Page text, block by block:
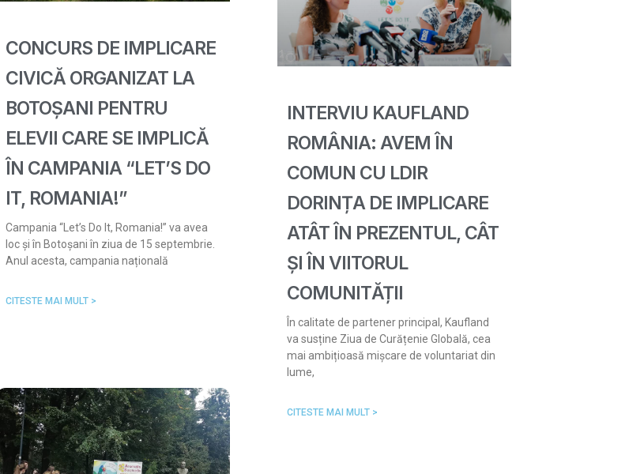
CONCURS DE IMPLICARE
CIVICĂ ORGANIZAT LA
BOTOȘANI PENTRU
ELEVII CARE SE IMPLICĂ
ÎN CAMPANIA “LET’S DO
IT, ROMANIA!”
Campania “Let’s Do It, Romania!” va avea
loc și în Botoșani în ziua de 15 septembrie.
Anul acesta, campania națională
CITESTE MAI MULT >
INTERVIU KAUFLAND
ROMÂNIA: AVEM ÎN
COMUN CU LDIR
DORINȚA DE IMPLICARE
ATÂT ÎN PREZENTUL, CÂT
ȘI ÎN VIITORUL
COMUNITĂȚII
În calitate de partener principal, Kaufland
va susține Ziua de Curățenie Globală, cea
mai ambițioasă mișcare de voluntariat din
lume,
CITESTE MAI MULT >